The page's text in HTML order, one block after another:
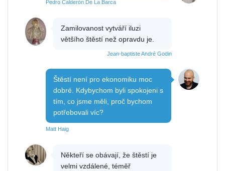
Pedro Calderón De La Barca
Zamilovanost vytváří iluzi
většího štěstí než opravdu je.
Jean-baptiste André Godin
Štěstí není pro ekonomiku moc
dobré. Kdybychom byli spokojeni s
tím, co jsme měli, proč bychom
potřebovali víc?
Matt Haig
Někteří se obávají, že štěstí je
velmi vzdálené, téměř